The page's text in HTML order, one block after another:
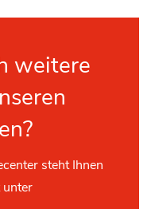
weitere
steht Ihnen
unter